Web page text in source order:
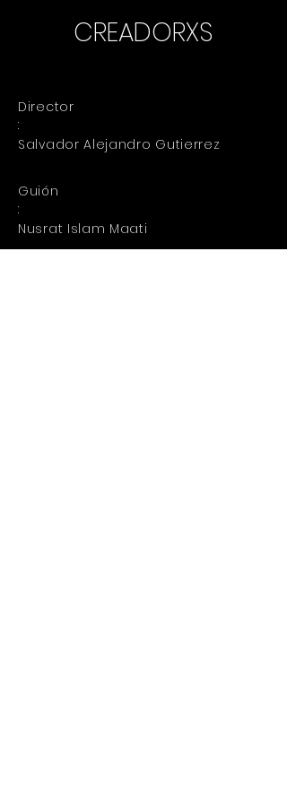
CREADORXS
Director
:
Salvador Alejandro Gutierrez
Guión
:
Nusrat Islam Maati